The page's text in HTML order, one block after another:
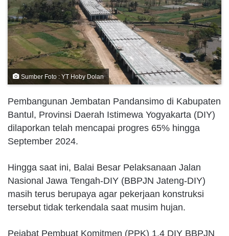
Sumber Foto : YT Hoby Dolan
Pembangunan Jembatan Pandansimo di Kabupaten
Bantul, Provinsi Daerah Istimewa Yogyakarta (DIY)
dilaporkan telah mencapai progres 65% hingga
September 2024.
Hingga saat ini, Balai Besar Pelaksanaan Jalan
Nasional Jawa Tengah-DIY (BBPJN Jateng-DIY)
masih terus berupaya agar pekerjaan konstruksi
tersebut tidak terkendala saat musim hujan.
Pejabat Pembuat Komitmen (PPK) 1.4 DIY BBPJN